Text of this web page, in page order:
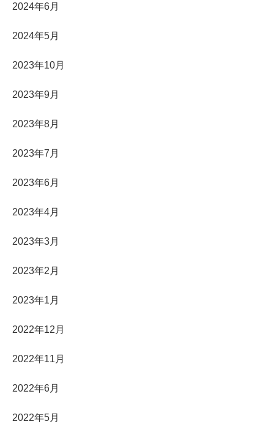
2024年6月
2024年5月
2023年10月
2023年9月
2023年8月
2023年7月
2023年6月
2023年4月
2023年3月
2023年2月
2023年1月
2022年12月
2022年11月
2022年6月
2022年5月